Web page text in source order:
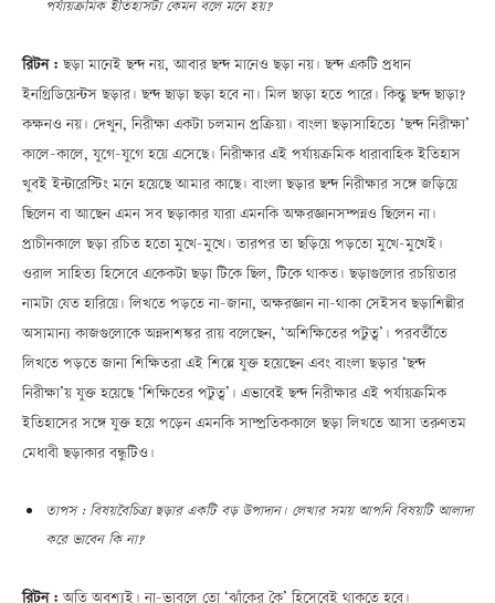
পর্যায়ক্রমিক ইতিহাসটা কেমন বলে মনে হয়?
রিটন :ছড়া মানেই ছন্দ নয়, আবার ছন্দ মানেও ছড়া নয়। ছন্দ একটি প্রধান
ইনগ্রিডিয়েন্টস ছড়ার। ছন্দ ছাড়া ছড়া হবে না। মিল ছাড়া হতে পারে। কিন্তু ছন্দ ছাড়া?
কক্ষনও নয়। দেখুন, নিরীক্ষা একটা চলমান প্রক্রিয়া। বাংলা ছড়াসাহিত্যে ‘ছন্দ নিরীক্ষা’
কালে-কালে, যুগে-যুগে হয়ে এসেছে। নিরীক্ষার এই পর্যায়ক্রমিক ধারাবাহিক ইতিহাস
খুবই ইন্টারেস্টিং মনে হয়েছে আমার কাছে। বাংলা ছড়ার ছন্দ নিরীক্ষার সঙ্গে জড়িয়ে
ছিলেন বা আছেন এমন সব ছড়াকার যারা এমনকি অক্ষরজ্ঞানসম্পন্নও ছিলেন না।
প্রাচীনকালে ছড়া রচিত হতো মুখে-মুখে। তারপর তা ছড়িয়ে পড়তো মুখে-মুখেই।
ওরাল সাহিত্য হিসেবে একেকটা ছড়া টিকে ছিল, টিকে থাকত। ছড়াগুলোর রচয়িতার
নামটা যেত হারিয়ে। লিখতে পড়তে না-জানা, অক্ষরজ্ঞান না-থাকা সেইসব ছড়াশিল্পীর
অসামান্য কাজগুলোকে অন্নদাশঙ্কর রায় বলেছেন, ‘অশিক্ষিতের পটুত্ব’। পরবর্তীতে
লিখতে পড়তে জানা শিক্ষিতরা এই শিল্পে যুক্ত হয়েছেন এবং বাংলা ছড়ার ‘ছন্দ
নিরীক্ষা’য় যুক্ত হয়েছে ‘শিক্ষিতের পটুত্ব’। এভাবেই ছন্দ নিরীক্ষার এই পর্যায়ক্রমিক
ইতিহাসের সঙ্গে যুক্ত হয়ে পড়েন এমনকি সাম্প্রতিককালে ছড়া লিখতে আসা তরুণতম
মেধাবী ছড়াকার বন্ধুটিও।
তাপস : বিষয়বৈচিত্র্য ছড়ার একটি বড় উপাদান। লেখার সময় আপনি বিষয়টি আলাদা
করে ভাবেন কি না?
রিটন :অতি অবশ্যই। না-ভাবলে তো ‘ঝাঁকের কৈ’ হিসেবেই থাকতে হবে।